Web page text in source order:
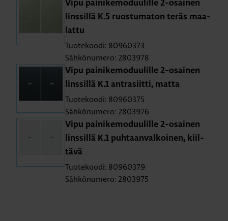
Vipu pai­ni­ke­mo­duu­lil­le 2-osai­nen
lins­sil­lä K.5 ruos­tu­ma­ton teräs maa­
lat­tu
Tuotekoodi: 80960373
Sähkönumero: 2803978
Vipu pai­ni­ke­mo­duu­lil­le 2-osai­nen
lins­sil­lä K.1 ant­ra­siit­ti, matta
Tuotekoodi: 80960375
Sähkönumero: 2803976
Vipu pai­ni­ke­mo­duu­lil­le 2-osai­nen
lins­sil­lä K.1 puh­taan­val­koi­nen, kiil­
tä­vä
Tuotekoodi: 80960379
Sähkönumero: 2803975